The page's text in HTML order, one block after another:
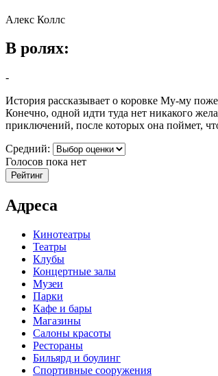
Алекс Коллс
В ролях:
-
История рассказывает о коровке Му-му
Конечно, одной идти туда нет никакого
приключений, после которых она поймет,
Средний:
Голосов пока нет
Адреса
Кинотеатры
Театры
Клубы
Концертные залы
Музеи
Парки
Кафе и бары
Магазины
Салоны красоты
Рестораны
Бильярд и боулинг
Спортивные сооружения